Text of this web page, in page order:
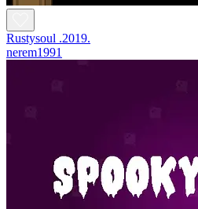
Rustysoul .2019.
nerem1991